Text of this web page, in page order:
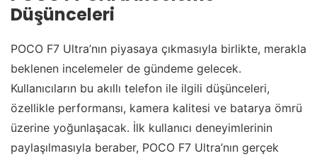
Düşünceleri
POCO F7 Ultra’nın piyasaya çıkmasıyla birlikte, merakla
beklenen incelemeler de gündeme gelecek.
Kullanıcıların bu akıllı telefon ile ilgili düşünceleri,
özellikle performansı, kamera kalitesi ve batarya ömrü
üzerine yoğunlaşacak. İlk kullanıcı deneyimlerinin
paylaşılmasıyla beraber, POCO F7 Ultra’nın gerçek